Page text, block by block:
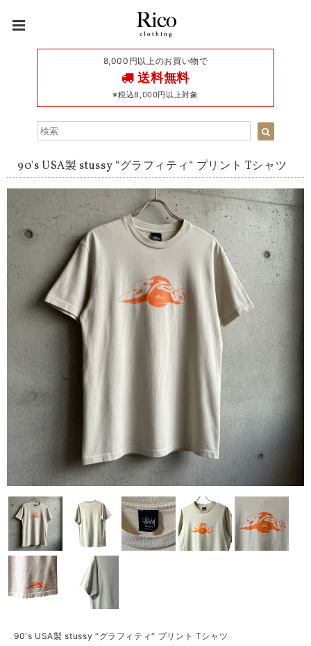
8,000円以上のお買い物で
送料無料
※税込8,000円以上対象
90's USA製 stussy “グラフィティ“ プリント Tシャツ
90's USA製 stussy “グラフィティ“ プリント Tシャツ